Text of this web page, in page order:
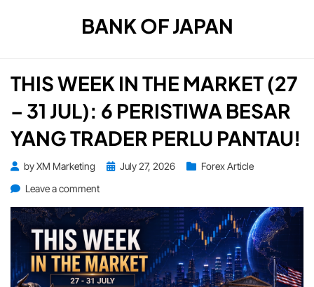
TAG
:
BANK OF JAPAN
THIS WEEK IN THE MARKET (27
– 31 JUL): 6 PERISTIWA BESAR
YANG TRADER PERLU PANTAU!
byXM Marketing
PostedJuly 27, 2026
Forex Article
Leave a commenton
Week
in
the
Market
(27